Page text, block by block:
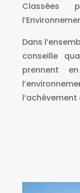
Classées
Dans
conseille
prennent